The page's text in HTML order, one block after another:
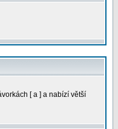
[ a ] a nabízí větší